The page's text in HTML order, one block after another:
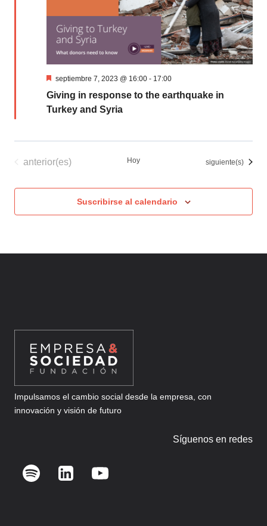
Giving in response to the earthquake in
Turkey and Syria
Destacado
septiembre 7, 2023 @ 16:00 - 17:00
Eventos
anterior(es) Hoy Eventos
siguiente(s)
Suscribirse al calendario
Impulsamos el cambio social desde la empresa, con
innovación y visión de futuro
Síguenos en redes